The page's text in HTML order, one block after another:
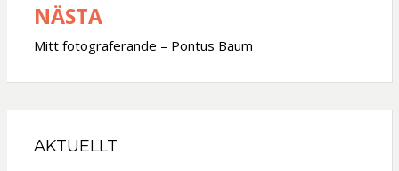
NÄSTA
Mitt fotograferande – Pontus Baum
AKTUELLT